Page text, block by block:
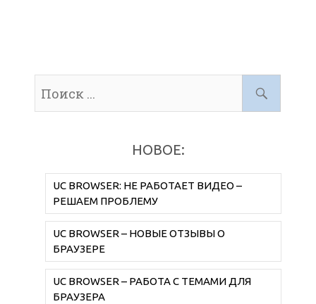
НОВОЕ:
UC BROWSER: НЕ РАБОТАЕТ ВИДЕО –
РЕШАЕМ ПРОБЛЕМУ
UC BROWSER – НОВЫЕ ОТЗЫВЫ О
БРАУЗЕРЕ
UC BROWSER – РАБОТА С ТЕМАМИ ДЛЯ
БРАУЗЕРА